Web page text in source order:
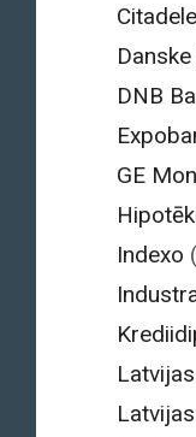
DNB
GE
Indexo